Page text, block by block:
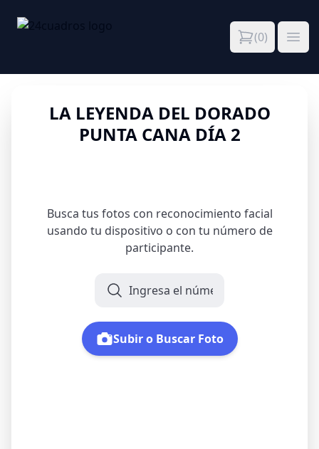
24cuadros
Carrito
(0)
LA LEYENDA DEL DORADO
PUNTA CANA DÍA 2
DORADO PUNTA
CANA DÍA 2
Busca tus fotos con reconocimiento facial
usando tu dispositivo o con tu número de
participante.
Subir o Buscar Foto